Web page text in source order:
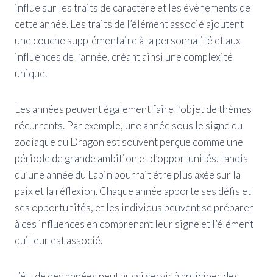
influe sur les traits de caractère et les événements de
cette année. Les traits de l’élément associé ajoutent
une couche supplémentaire à la personnalité et aux
influences de l’année, créant ainsi une complexité
unique.
Les années peuvent également faire l’objet de thèmes
récurrents. Par exemple, une année sous le signe du
zodiaque du Dragon est souvent perçue comme une
période de grande ambition et d’opportunités, tandis
qu’une année du Lapin pourrait être plus axée sur la
paix et la réflexion. Chaque année apporte ses défis et
ses opportunités, et les individus peuvent se préparer
à ces influences en comprenant leur signe et l’élément
qui leur est associé.